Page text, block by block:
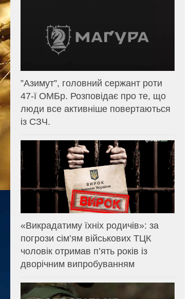
⁨”Азимут”, головний сержант роти
47-ї ОМБр. Розповідає про те, що
люди все активніше повертаються
із СЗЧ.
«Викрадатиму їхніх родичів»: за
погрози сім’ям військових ТЦК
чоловік отримав п’ять років із
дворічним випробуванням